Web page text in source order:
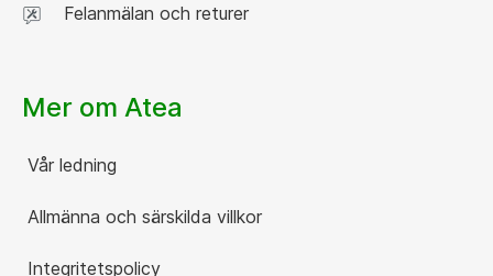
Felanmälan och returer
Mer om Atea
Vår ledning
Allmänna och särskilda villkor
Integritetspolicy